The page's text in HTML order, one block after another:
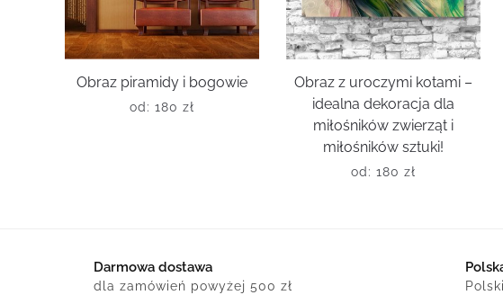
Obraz piramidy i bogowie
od: 180 zł
Obraz z uroczymi kotami –
idealna dekoracja dla
miłośników zwierząt i
miłośników sztuki!
od: 180 zł
Darmowa dostawa
dla zamówień powyżej 500 zł